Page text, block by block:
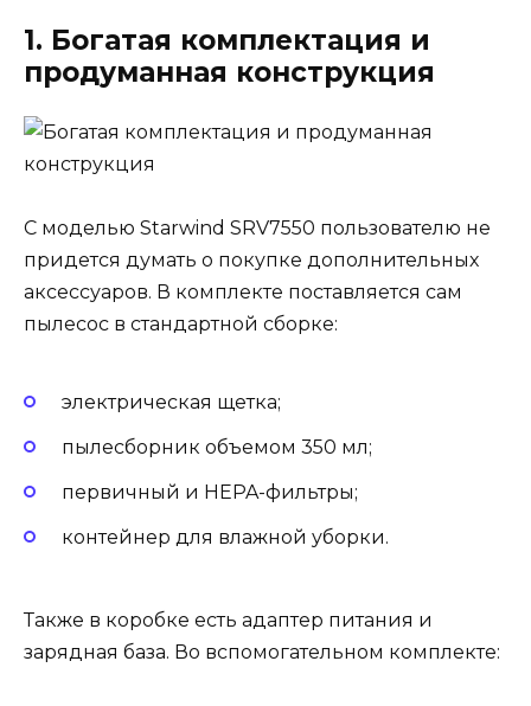
1. Богатая комплектация и
продуманная конструкция
С моделью Starwind SRV7550 пользователю не
придется думать о покупке дополнительных
аксессуаров. В комплекте поставляется сам
пылесос в стандартной сборке:
электрическая щетка;
пылесборник объемом 350 мл;
первичный и HEPA-фильтры;
контейнер для влажной уборки.
Также в коробке есть адаптер питания и
зарядная база. Во вспомогательном комплекте: